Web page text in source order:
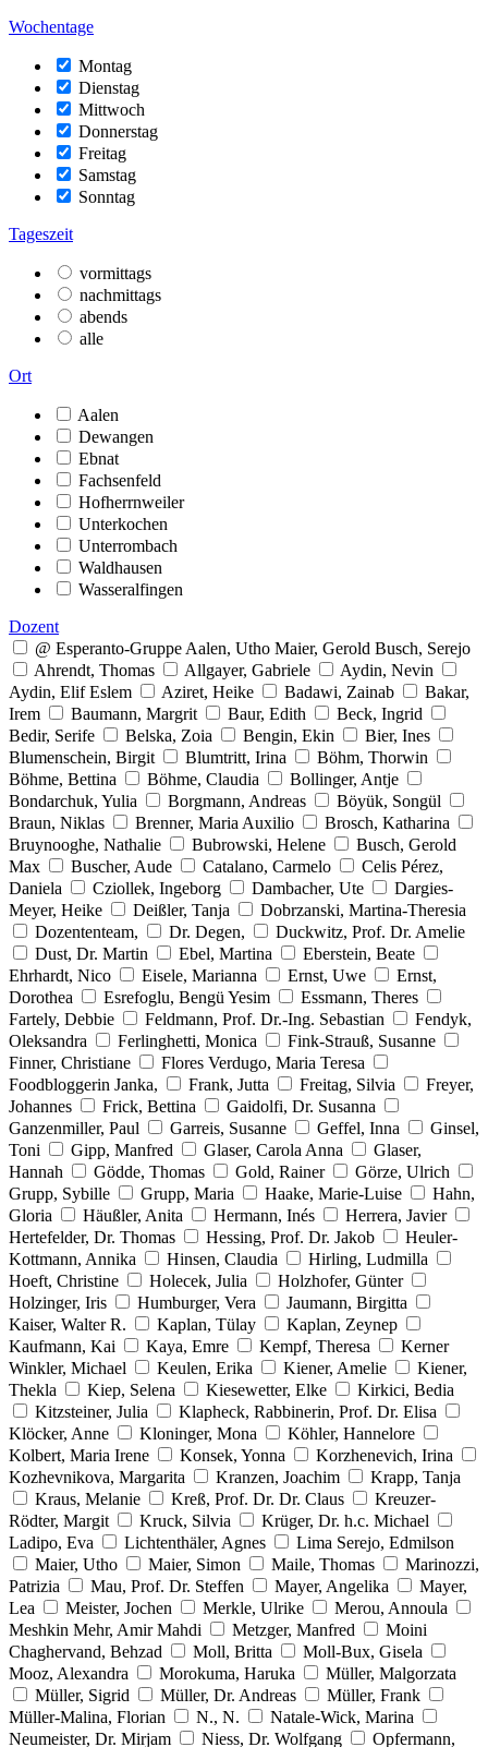
Wochentage
Montag
Dienstag
Mittwoch
Donnerstag
Freitag
Samstag
Sonntag
Tageszeit
vormittags
nachmittags
abends
alle
Ort
Aalen
Dewangen
Ebnat
Fachsenfeld
Hofherrnweiler
Unterkochen
Unterrombach
Waldhausen
Wasseralfingen
Dozent
@ Esperanto-Gruppe Aalen, Utho Maier, Gerold Busch, Serejo
Ahrendt, Thomas
Allgayer, Gabriele
Aydin, Nevin
Aydin, Elif Eslem
Aziret, Heike Badawi, Zainab
Bakar,
Irem
Baumann, Margrit Baur, Edith
Beck, Ingrid
Bedir, Serife
Belska, Zoia Bengin, Ekin
Bier, Ines
Blumenschein, Birgit
Blumtritt, Irina
Böhm, Thorwin
Böhme, Bettina
Böhme, Claudia
Bollinger, Antje
Bondarchuk, Yulia
Borgmann, Andreas
Böyük, Songül
Braun, Niklas
Brenner, Maria Auxilio
Brosch, Katharina
Bruynooghe, Nathalie
Bubrowski, Helene
Busch, Gerold
Max
Buscher, Aude Catalano, Carmelo
Celis Pérez,
Daniela
Cziollek, Ingeborg Dambacher, Ute
Dargies-
Meyer, Heike
Deißler, Tanja
Dobrzanski, Martina-Theresia
Dozententeam,
Dr. Degen,
Duckwitz, Prof. Dr. Amelie
Dust, Dr. Martin
Ebel, Martina
Eberstein, Beate
Ehrhardt, Nico
Eisele, Marianna Ernst, Uwe
Ernst,
Dorothea
Esrefoglu, Bengü Yesim
Essmann, Theres
Fartely, Debbie
Feldmann, Prof. Dr.-Ing. Sebastian
Fendyk,
Oleksandra
Ferlinghetti, Monica
Fink-Strauß, Susanne
Finner, Christiane
Flores Verdugo, Maria Teresa
Foodbloggerin Janka,
Frank, Jutta Freitag, Silvia
Freyer,
Johannes
Frick, Bettina
Gaidolfi, Dr. Susanna
Ganzenmiller, Paul
Garreis, Susanne Geffel, Inna
Ginsel,
Toni
Gipp, Manfred Glaser, Carola Anna
Glaser,
Hannah
Gödde, Thomas Gold, Rainer
Görze, Ulrich
Grupp, Sybille
Grupp, Maria Haake, Marie-Luise
Hahn,
Gloria
Häußler, Anita Hermann, Inés
Herrera, Javier
Hertefelder, Dr. Thomas
Hessing, Prof. Dr. Jakob
Heuler-
Kottmann, Annika
Hinsen, Claudia
Hirling, Ludmilla
Hoeft, Christine
Holecek, Julia
Holzhofer, Günter
Holzinger, Iris
Humburger, Vera
Jaumann, Birgitta
Kaiser, Walter R.
Kaplan, Tülay
Kaplan, Zeynep
Kaufmann, Kai
Kaya, Emre Kempf, Theresa
Kerner
Winkler, Michael
Keulen, Erika Kiener, Amelie
Kiener,
Thekla
Kiep, Selena Kiesewetter, Elke
Kirkici, Bedia
Kitzsteiner, Julia
Klapheck, Rabbinerin, Prof. Dr. Elisa
Klöcker, Anne
Kloninger, Mona
Köhler, Hannelore
Kolbert, Maria Irene
Konsek, Yonna
Korzhenevich, Irina
Kozhevnikova, Margarita
Kranzen, Joachim
Krapp, Tanja
Kraus, Melanie
Kreß, Prof. Dr. Dr. Claus
Kreuzer-
Rödter, Margit
Kruck, Silvia
Krüger, Dr. h.c. Michael
Ladipo, Eva
Lichtenthäler, Agnes
Lima Serejo, Edmilson
Maier, Utho
Maier, Simon Maile, Thomas
Marinozzi,
Patrizia
Mau, Prof. Dr. Steffen Mayer, Angelika
Mayer,
Lea
Meister, Jochen Merkle, Ulrike
Merou, Annoula
Meshkin Mehr, Amir Mahdi
Metzger, Manfred
Moini
Chaghervand, Behzad
Moll, Britta
Moll-Bux, Gisela
Mooz, Alexandra
Morokuma, Haruka
Müller, Malgorzata
Müller, Sigrid
Müller, Dr. Andreas
Müller, Frank
Müller-Malina, Florian
N., N.
Natale-Wick, Marina
Neumeister, Dr. Mirjam
Niess, Dr. Wolfgang Opfermann,